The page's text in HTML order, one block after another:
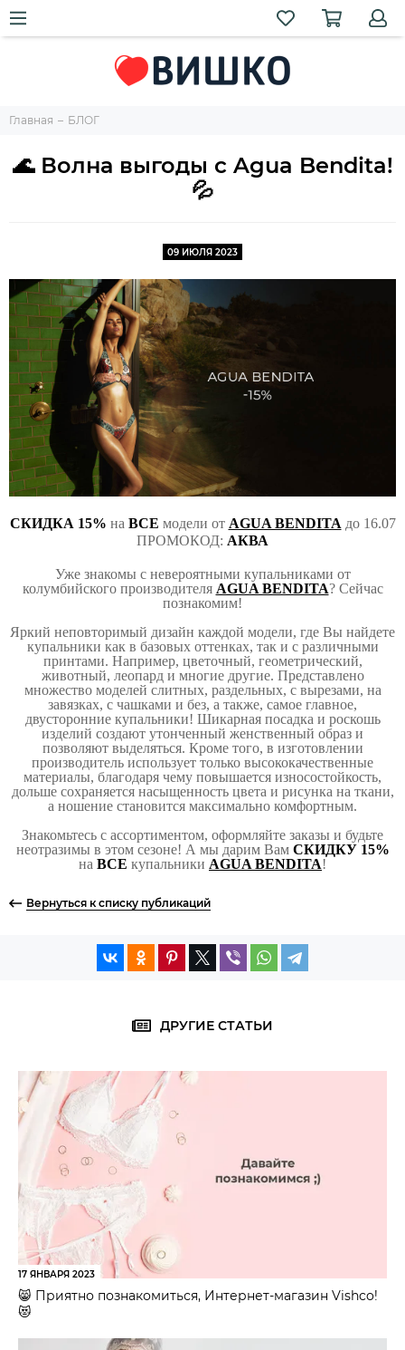
Главная БЛОГ
🌊 Волна выгоды с Agua Bendita!
💦
09 ИЮЛЯ 2023
СКИДКА 15% на ВСЕ модели от AGUA BENDITA до 16.07
ПРОМОКОД: АКВА
Уже знакомы с невероятными купальниками от
колумбийского производителя AGUA BENDITA? Сейчас
познакомим!
Яркий неповторимый дизайн каждой модели, где Вы найдете
купальники как в базовых оттенках, так и с различными
принтами. Например, цветочный, геометрический,
животный, леопард и многие другие. Представлено
множество моделей слитных, раздельных, с вырезами, на
завязках, с чашками и без, а также, самое главное,
двусторонние купальники! Шикарная посадка и роскошь
изделий создают утонченный женственный образ и
позволяют выделяться. Кроме того, в изготовлении
производитель использует только высококачественные
материалы, благодаря чему повышается износостойкость,
дольше сохраняется насыщенность цвета и рисунка на ткани,
а ношение становится максимально комфортным.
Знакомьтесь с ассортиментом, оформляйте заказы и будьте
неотразимы в этом сезоне! А мы дарим Вам СКИДКУ 15%
на ВСЕ купальники AGUA BENDITA!
Вернуться к списку публикаций
ДРУГИЕ СТАТЬИ
17 ЯНВАРЯ 2023
😸 Приятно познакомиться, Интернет-магазин Vishco!
😻